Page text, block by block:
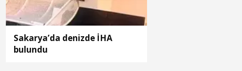
Sakarya’da denizde İHA
bulundu